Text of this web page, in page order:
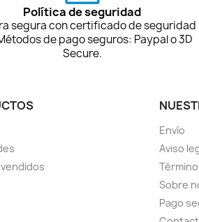
Política de seguridad
segura con certificado de seguridad
de pago seguros: Paypal o 3D
Secure.
Envío
Aviso
Sobre
Pago